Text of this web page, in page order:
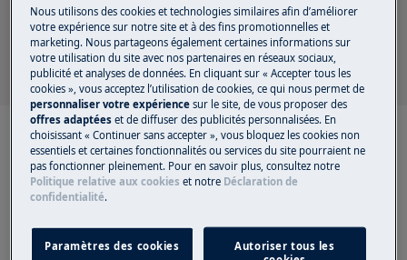
Recherchez parmi nos articles d'assistance
Articles recommandés
pour Sèche-linge
Nous utilisons des cookies et technologies similaires afin d’améliorer
votre expérience sur notre site et à des fins promotionnelles et
marketing. Nous partageons également certaines informations sur
votre utilisation du site avec nos partenaires en réseaux sociaux,
publicité et analyses de données. En cliquant sur « Accepter tous les
cookies », vous acceptez l’utilisation de cookies, ce qui nous permet de
personnaliser votre expériencesur le site, de vous proposer des
offres adaptées et de diffuser des publicités personnalisées. En
choisissant « Continuer sans accepter », vous bloquez les cookies non
essentiels et certaines fonctionnalités ou services du site pourraient ne
pas fonctionner pleinement. Pour en savoir plus, consultez notre
Politique relative aux cookies et notre Déclaration de
confidentialité.
Paramètres des cookies
Autoriser tous les